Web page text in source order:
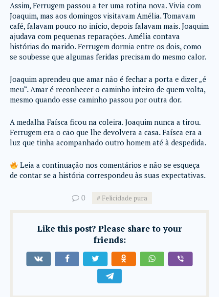
Assim, Ferrugem passou a ter uma rotina nova. Vivia com
Joaquim, mas aos domingos visitavam Amélia. Tomavam
café, falavam pouco no início, depois falavam mais. Joaquim
ajudava com pequenas reparações. Amélia contava
histórias do marido. Ferrugem dormia entre os dois, como
se soubesse que algumas feridas precisam do mesmo calor.
Joaquim aprendeu que amar não é fechar a porta e dizer „é
meu“. Amar é reconhecer o caminho inteiro de quem volta,
mesmo quando esse caminho passou por outra dor.
A medalha Faísca ficou na coleira. Joaquim nunca a tirou.
Ferrugem era o cão que lhe devolvera a casa. Faísca era a
luz que tinha acompanhado outro homem até à despedida.
Leia a continuação nos comentários e não se esqueça
de contar se a história correspondeu às suas expectativas.
0 Felicidade pura
Like this post? Please share to your
friends: